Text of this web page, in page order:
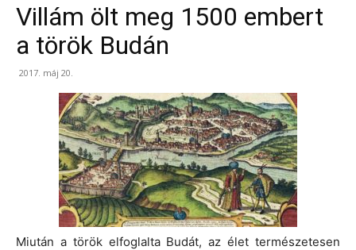
Villám ölt meg 1500 embert
a török Budán
2017. máj 20.
Miután a török elfoglalta Budát, az élet természetesen